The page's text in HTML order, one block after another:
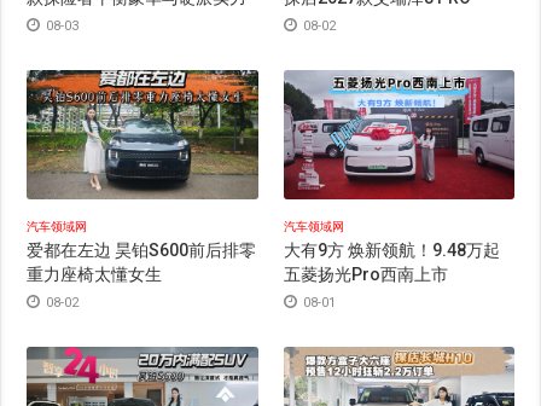
08-03 08-02
汽车领域网
爱都在左边 昊铂S600前后排零
重力座椅太懂女生
08-02
汽车领域网
大有9方 焕新领航！9.48万起
五菱扬光Pro西南上市
08-01